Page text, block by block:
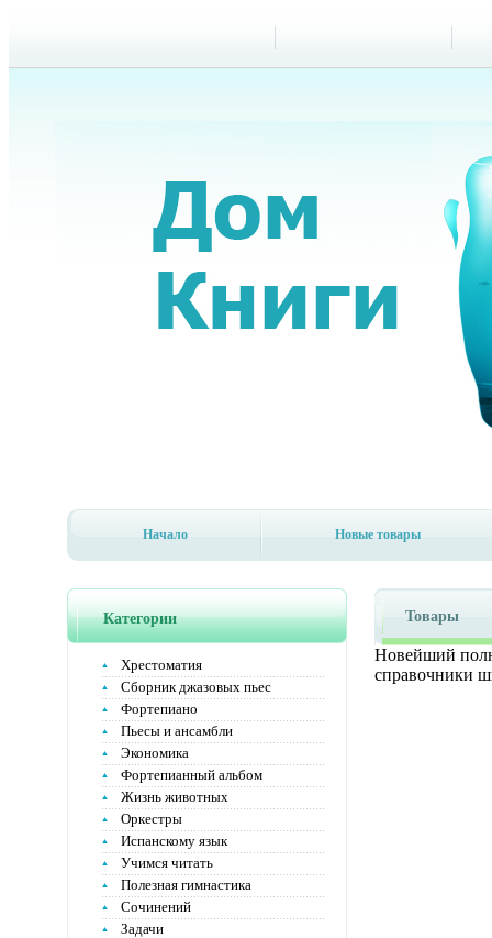
Начало Новые товары
Категории
Хрестоматия
Сборник джазовых пьес
Фортепиано
Пьесы и ансамбли
Экономика
Фортепианный альбом
Жизнь животных
Оркестры
Испанскому язык
Учимся читать
Полезная гимнастика
Сочинений
Задачи
Товары
Новейший
справочники